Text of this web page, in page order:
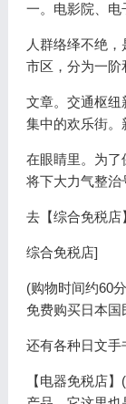
一。电影院、电
人群络绎不绝
市区，分为一阶
文章。交通枢纽
集中的欢乐街。
在眼睛里。为了
将下大力气整
去【综合免税店
综合免税店]
(购物时间约60
免费购买日本国
还有各种日文手
【电器免税店